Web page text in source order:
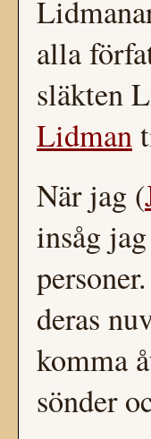
alla
släkten
Lidman
När jag (
insåg
deras
komma
sönder